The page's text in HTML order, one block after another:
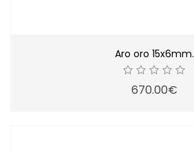
Aro oro 15x6mm.
670.00€